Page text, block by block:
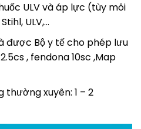
ULV và áp lực (tùy môi
ULV,…
được Bộ y tế cho phép lưu
, fendona 10sc ,Map
xuyên: 1 – 2